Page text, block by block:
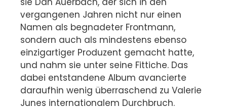
vergangenen Jahren nicht nur einen
Namen als begnadeter Frontmann,
sondern auch als mindestens ebenso
einzigartiger Produzent gemacht hatte,
und nahm sie unter seine Fittiche. Das
dabei entstandene Album avancierte
daraufhin wenig überraschend zu Valerie
Junes internationalem Durchbruch.